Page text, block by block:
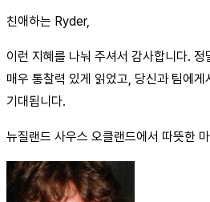
친애하는 Ryder,
이런 지혜를 나눠 주셔서 감사합니다.
매우 통찰력 있게 읽었고, 당신과 팀에게
기대됩니다.
뉴질랜드 사우스 오클랜드에서 따뜻한